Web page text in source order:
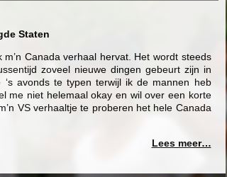
Staten
Canada verhaal hervat. Het wordt steeds
zoveel nieuwe dingen gebeurt zijn in
avonds te typen terwijl ik de mannen heb
me niet helemaal okay en wil over een korte
VS verhaaltje te proberen het hele Canada
Lees meer…